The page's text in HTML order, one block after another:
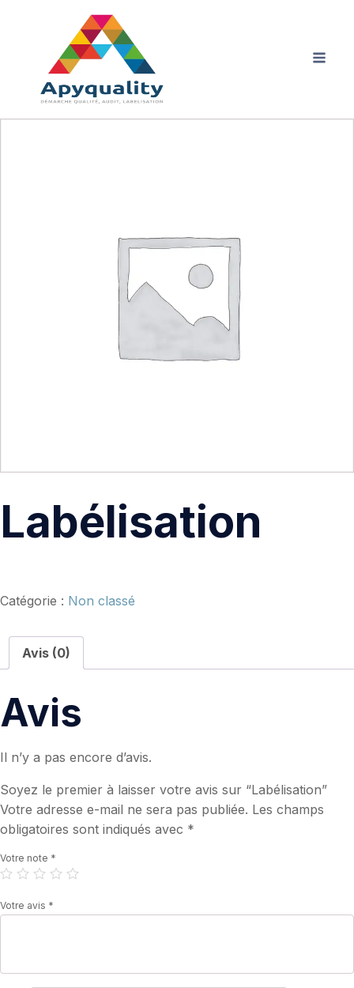
Labélisation
Catégorie : Non classé
Avis (0)
Avis
Il n’y a pas encore d’avis.
Soyez le premier à laisser votre avis sur “Labélisation”
Votre adresse e-mail ne sera pas publiée. Les champs
obligatoires sont indiqués avec *
Votre note *
Votre avis *